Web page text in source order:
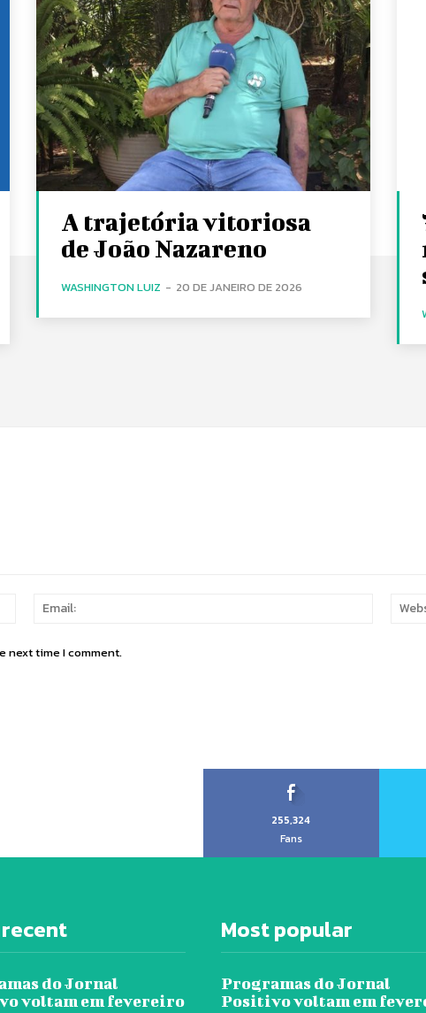
A trajetória vitoriosa
de João Nazareno
WASHINGTON LUIZ - 20 DE JANEIRO DE 2026
Name:
Email:
next time I comment.
255,324
Fans
do Jornal
voltam em fevereiro
Most popular
Programas do Jornal
Positivo voltam em